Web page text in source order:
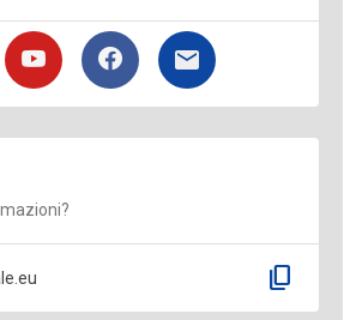
content_copy